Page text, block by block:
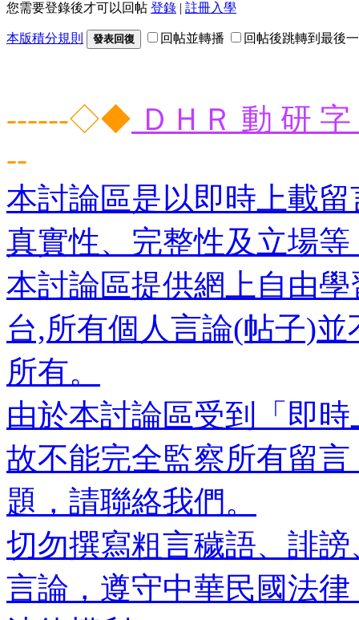
您需要登錄後才可以回帖 登錄 | 註冊入學
本版積分規則 發表回復 回帖並轉播 回帖後跳轉到最後
------◇◆ ＤＨＲ 動 研
--
本討論區是以即時上載
真實性、完整性及立場
本討論區提供網上自由
台,所有個人言論(帖子)
所有。
由於本討論區受到「即
故不能完全監察所有留
題，請聯絡我們。
切勿撰寫粗言穢語、誹
言論，遵守中華民國法